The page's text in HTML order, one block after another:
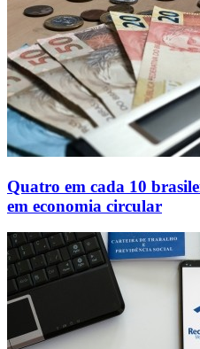
Quatro em cada 10
em economia circular